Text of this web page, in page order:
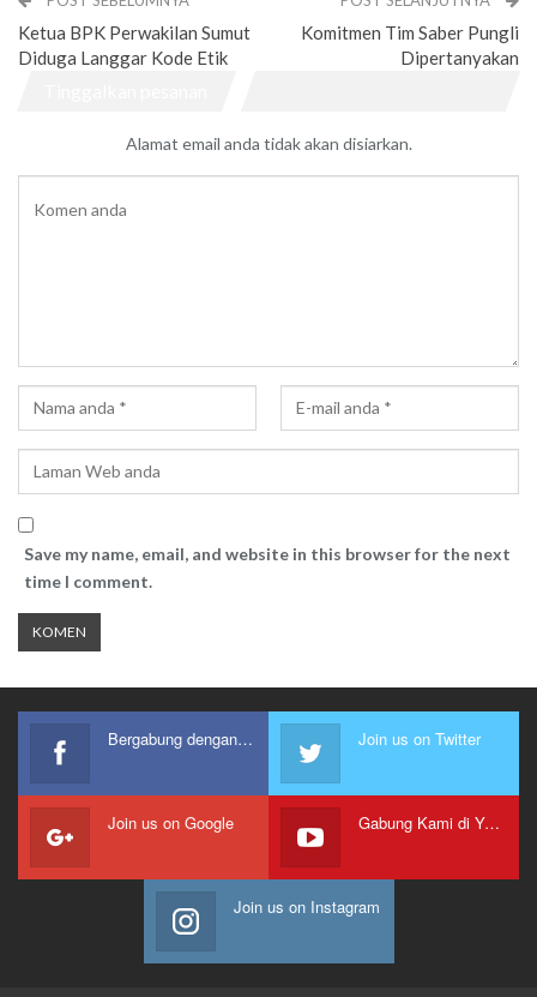
Ketua BPK Perwakilan Sumut
Diduga Langgar Kode Etik
Komitmen Tim Saber Pungli
Dipertanyakan
Alamat email anda tidak akan disiarkan.
Save my name, email, and website in this browser for the next
time I comment.
Bergabung dengan kami Join us on Twitter
Join us on Google Gabung Kami di Youtube
Join us on Instagram